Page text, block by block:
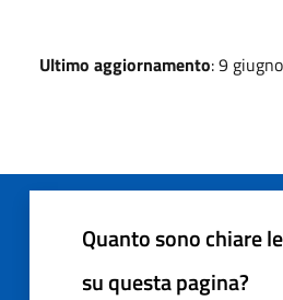
Ultimo aggiornamento: 9
Quanto sono chiare
su questa pagina?